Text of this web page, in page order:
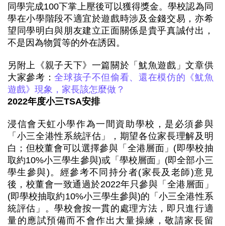
同學完成100下掌上壓後可以獲得獎金。學校認為同
學在小學階段不適宜於遊戲時涉及金錢交易，亦希
望同學明白與朋友建立正面關係是貴乎真誠付出，
不是因為物質等的外在誘因。
另附上《親子天下》一篇關於「魷魚遊戲」文章供
大家參考：全球孩子不但偷看、還在模仿的《魷魚
遊戲》現象，家長該怎麼做？
2022年度小三TSA安排
浸信會天虹小學作為一間資助學校，是必須參與
「小三全港性系統評估」，期望各位家長理解及明
白；但校董會可以選擇參與「全港層面」(即學校抽
取約10%小三學生參與)或「學校層面」(即全部小三
學生參與)。經參考不同持分者(家長及老師)意見
後，校董會一致通過於2022年只參與「全港層面」
(即學校抽取約10%小三學生參與)的「小三全港性系
統評估」。學校會按一貫的處理方法，即只進行適
量的應試預備而不會作出大量操練，敬請家長留